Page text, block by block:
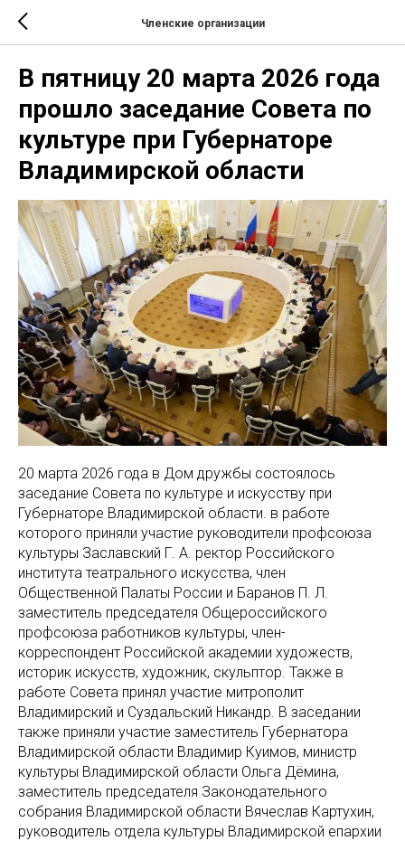
Членские организации
В пятницу 20 марта 2026 года
прошло заседание Совета по
культуре при Губернаторе
Владимирской области
20 марта 2026 года в Дом дружбы состоялось
заседание Совета по культуре и искусству при
Губернаторе Владимирской области. в работе
которого приняли участие руководители профсоюза
культуры Заславский Г. А. ректор Российского
института театрального искусства, член
Общественной Палаты России и Баранов П. Л.
заместитель председателя Общероссийского
профсоюза работников культуры, член-
корреспондент Российской академии художеств,
историк искусств, художник, скульптор. Также в
работе Совета принял участие митрополит
Владимирский и Суздальский Никандр. В заседании
также приняли участие заместитель Губернатора
Владимирской области Владимир Куимов, министр
культуры Владимирской области Ольга Дёмина,
заместитель председателя Законодательного
собрания Владимирской области Вячеслав Картухин,
руководитель отдела культуры Владимирской епархии